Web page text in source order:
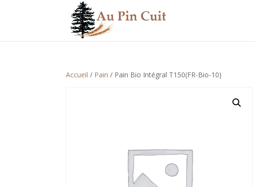
Accueil / Pain / Pain Bio Intégral T150(FR-Bio-10)